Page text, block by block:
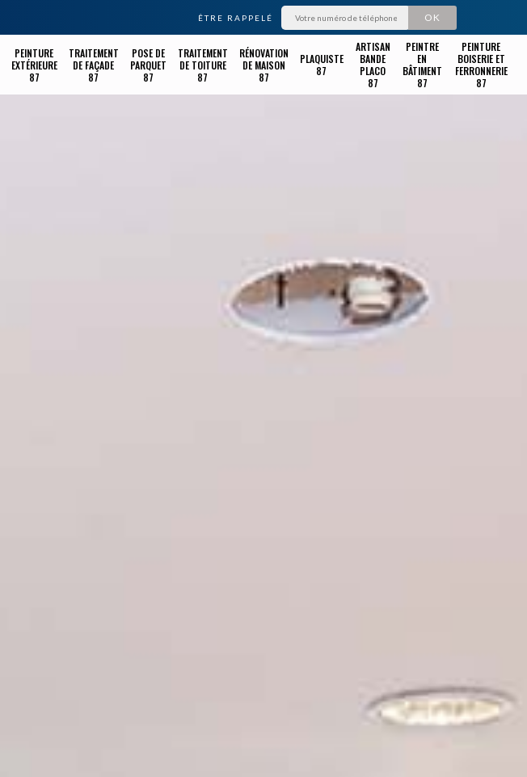
ÊTRE RAPPELÉ
PEINTURE
EXTÉRIEURE
87
TRAITEMENT
DE FAÇADE
87
POSE DE
PARQUET
87
TRAITEMENT
DE TOITURE
87
RÉNOVATION
DE MAISON
87
PLAQUISTE
87
ARTISAN
BANDE
PLACO
87
PEINTRE
EN
BÂTIMENT
87
PEINTURE
BOISERIE ET
FERRONNERIE
87